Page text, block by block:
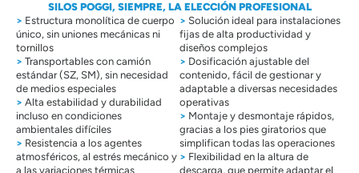
SILOS POGGI, SIEMPRE, LA ELECCIÓN PROFESIONAL
> Estructura monolítica de cuerpo
único, sin uniones mecánicas ni
tornillos
> Transportables con camión
estándar (SZ, SM), sin necesidad
de medios especiales
> Alta estabilidad y durabilidad
incluso en condiciones
ambientales difíciles
> Resistencia a los agentes
atmosféricos, al estrés mecánico y
a las variaciones térmicas
> Solución ideal para instalaciones
fijas de alta productividad y
diseños complejos
> Dosificación ajustable del
contenido, fácil de gestionar y
adaptable a diversas necesidades
operativas
> Montaje y desmontaje rápidos,
gracias a los pies giratorios que
simplifican todas las operaciones
> Flexibilidad en la altura de
descarga, que permite adaptar el